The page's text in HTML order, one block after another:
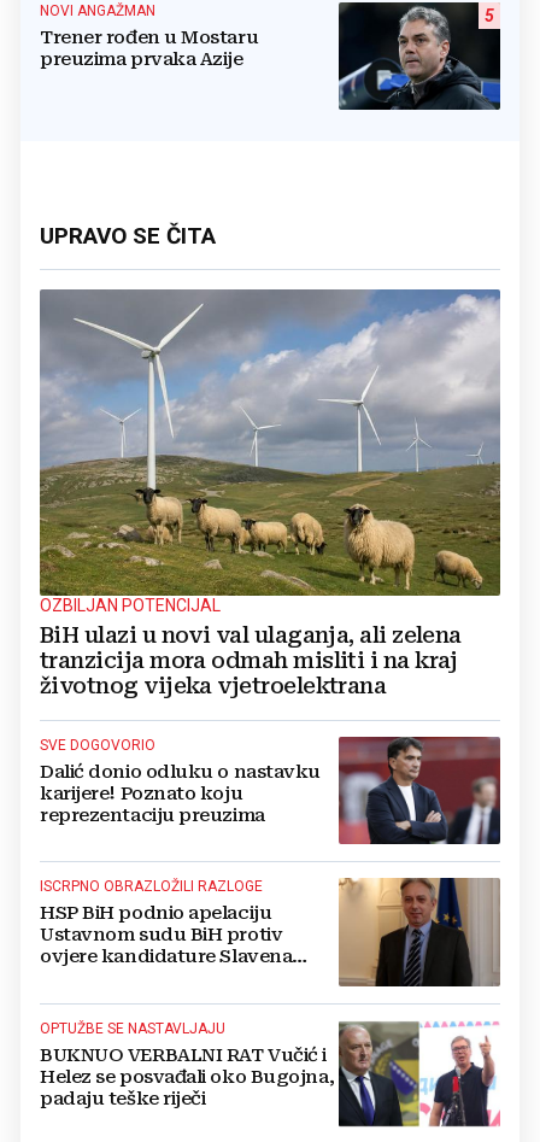
5
NOVI ANGAŽMAN
Trener rođen u Mostaru
preuzima prvaka Azije
UPRAVO SE ČITA
OZBILJAN POTENCIJAL
BiH ulazi u novi val ulaganja, ali zelena
tranzicija mora odmah misliti i na kraj
životnog vijeka vjetroelektrana
SVE DOGOVORIO
Dalić donio odluku o nastavku
karijere! Poznato koju
reprezentaciju preuzima
ISCRPNO OBRAZLOŽILI RAZLOGE
HSP BiH podnio apelaciju
Ustavnom sudu BiH protiv
ovjere kandidature Slavena
OPTUŽBE SE NASTAVLJAJU
BUKNUO VERBALNI RAT Vučić i
Helez se posvađali oko Bugojna,
padaju teške riječi